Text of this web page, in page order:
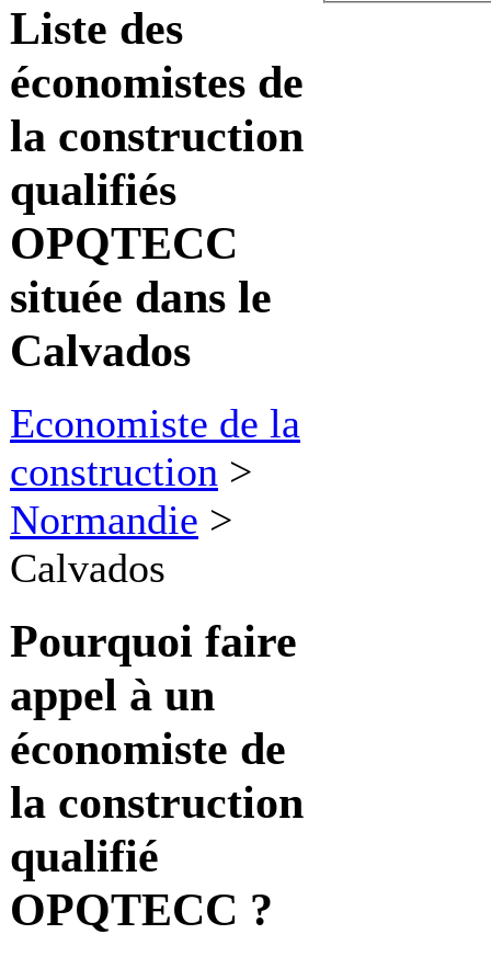
Liste des
économistes de
la construction
qualifiés
OPQTECC
située dans le
Calvados
Economiste de la
construction >
Normandie >
Calvados
Pourquoi faire
appel à un
économiste de
la construction
qualifié
OPQTECC ?